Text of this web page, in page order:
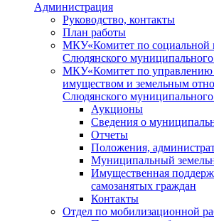
Администрация
Руководство, контакты
План работы
МКУ«Комитет по социальной
Слюдянского
МКУ«Комитет по
имуществом и земельным
Слюдянского
Аукционы
Сведения о
Отчеты
Положения,
Муниципальный
Имущественная
самозанятых граждан
Контакты
Отдел по мобилизационной